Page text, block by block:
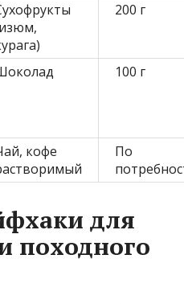
200 г
100 г
кофе
По
для
походного